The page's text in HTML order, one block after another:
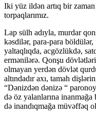
Iki yüz ildən artıq bir
torpaqlarımız.
Lap sülh adıyla, murdar
kəsdilər, para-para
yaltaqlıqda, acgözlükdə,
ermənilərə. Qonşu
olmayan yerdən dövlət
altındadır axı, tamah
“Dənizdən dənizə “
də öz yalanlarına
də inandıqmağa müvəffəq